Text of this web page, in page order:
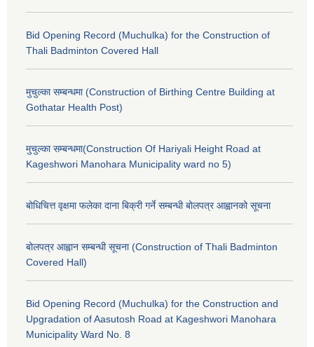
Bid Opening Record (Muchulka) for the Construction of
Thali Badminton Covered Hall
मुचुल्का सम्बन्धमा (Construction of Birthing Centre Building at
Gothatar Health Post)
मुचुल्का सम्बन्धमा(Construction Of Hariyali Height Road at
Kageshwori Manohara Municipality ward no 5)
बोधिचित्त वृक्षमा फलेका दाना बिक्री गर्ने सम्बन्धी बोलपत्र आह्वानको सूचना
बोलपत्र आह्वान सम्बन्धी सूचना (Construction of Thali Badminton
Covered Hall)
Bid Opening Record (Muchulka) for the Construction and
Upgradation of Aasutosh Road at Kageshwori Manohara
Municipality Ward No. 8